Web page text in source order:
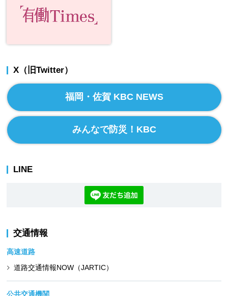
X（旧Twitter）
福岡・佐賀 KBC NEWS
みんなで防災！KBC
LINE
交通情報
高速道路
道路交通情報NOW（JARTIC）
公共交通機関